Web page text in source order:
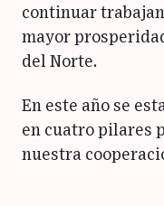
continuar
mayor
del Norte.
En este año se
en cuatro pilares
nuestra